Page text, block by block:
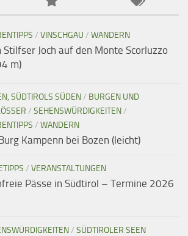
/ VINSCHGAU / WANDERN
Stilfser Joch auf den Monte Scorluzzo
m)
SÜDTIROLS SÜDEN/ BURGEN UND
/ SEHENSWÜRDIGKEITEN/
/ WANDERN
Kampenn bei Bozen (leicht)
/ VERANSTALTUNGEN
Pässe in Südtirol – Termine 2026
/ SÜDTIROLER SEEN